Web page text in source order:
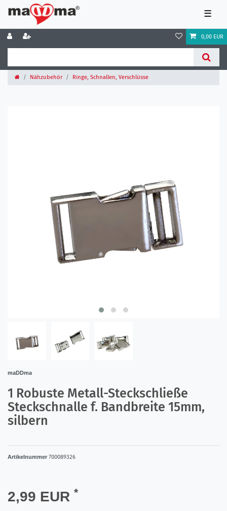
☰
0,00 EUR
Nähzubehör Ringe, Schnallen, Verschlüsse
maDDma
1 Robuste Metall-Steckschließe
Steckschnalle f. Bandbreite 15mm,
silbern
Artikelnummer 700089326
2,99 EUR *